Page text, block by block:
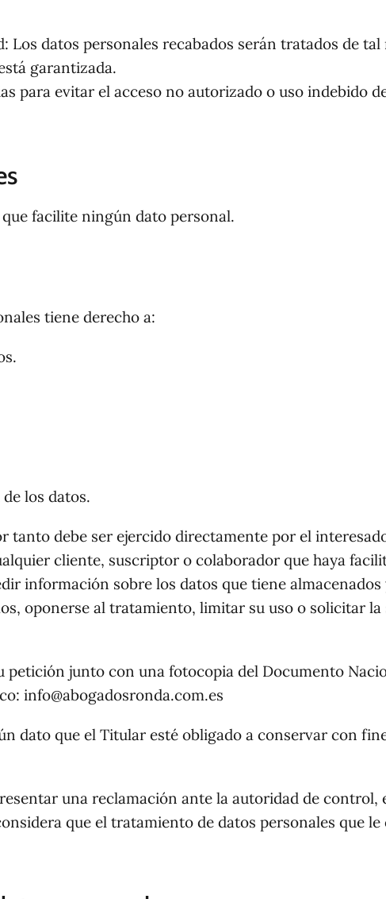
datos personales recabados serán tratados de tal
garantizada.
para evitar el acceso no autorizado o uso indebido
facilite ningún dato personal.
tiene derecho a:
los datos.
tanto debe ser ejercido directamente por el
cliente, suscriptor o colaborador que haya
información sobre los datos que tiene almacenados
oponerse al tratamiento, limitar su uso o solicitar la
petición junto con una fotocopia del Documento
info@abogadosronda.com.es
dato que el Titular esté obligado a conservar con
una reclamación ante la autoridad de control,
que el tratamiento de datos personales que